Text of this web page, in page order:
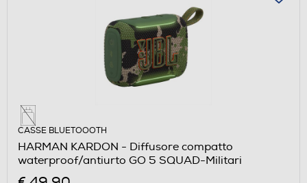
CASSE BLUETOOOTH
HARMAN KARDON - Diffusore compatto
waterproof/antiurto GO 5 SQUAD-Militari